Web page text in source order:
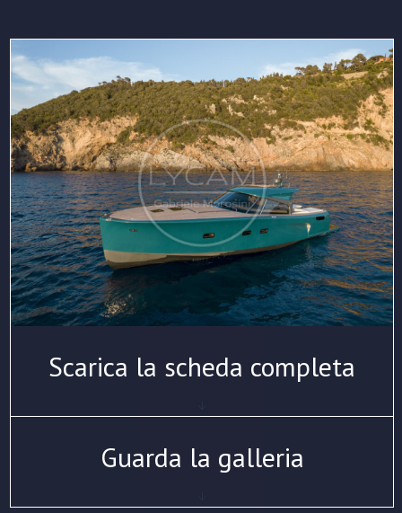
Scarica la scheda completa
Guarda la galleria